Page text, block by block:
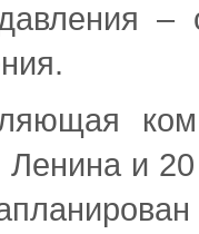
–
и